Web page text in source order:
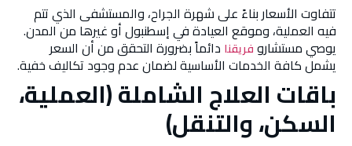
تتفاوت الأسعار بناءً على شهرة الجراح، والمستشفى الذي تتم
فيه العملية، وموقع العيادة في إسطنبول أو غيرها من المدن.
يوصي مستشاروفريقنا دائماً بضرورة التحقق من أن السعر
يشمل كافة الخدمات الأساسية لضمان عدم وجود تكاليف خفية.
باقات العلاج الشاملة (العملية،
السكن، والتنقل)